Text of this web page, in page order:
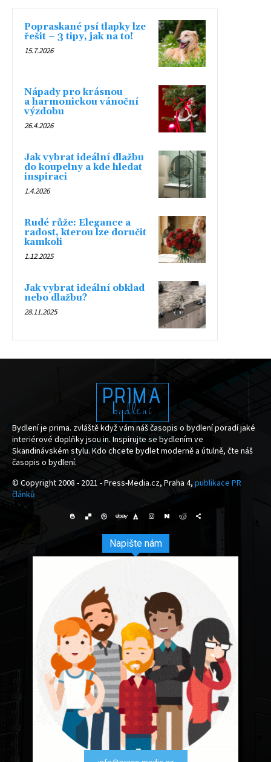
Popraskané psí tlapky lze
řešit – 3 tipy, jak na to!
15.7.2026
Nápady pro krásnou
a harmonickou vánoční
výzdobu
26.4.2026
Jak vybrat ideální dlažbu
do koupelny a kde hledat
inspiraci
1.4.2026
Rudé růže: Elegance a
radost, kterou lze doručit
kamkoli
1.12.2025
Jak vybrat ideální obklad
nebo dlažbu?
28.11.2025
PRIMA
bydlení
Bydlení je prima. zvláště když vám náš časopis o bydlení poradí jaké
interiérové doplňky jsou in. Inspirujte se bydlením ve
Skandinávském stylu. Kdo chcete bydlet moderně a útulně, čte náš
časopis o bydlení.
© Copyright 2008 - 2021 - Press-Media.cz, Praha 4, publikace PR
článků
Napište nám